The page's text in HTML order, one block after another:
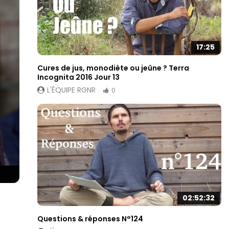
17:25
Cures de jus, monodiète ou jeûne ? Terra
Incognita 2016 Jour 13
L'ÉQUIPE RGNR
0
02:52:32
Questions & réponses N°124